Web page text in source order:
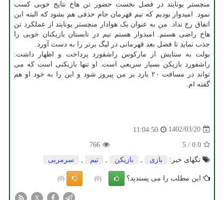
منچستر یونایتد در فصل نخست حضور تن هاخ نتایج خوبی کسب
نمود. امیدوار بودیم که تیم قهرمان جام حذفی هم بشود که البته این
اتفاق رخ نداد. من به عنوان یک هوادار منچستر یونایتد از عملکرد تن
هاخ راضی هستم. امیدوار هستم تیم در تابستان بازیکنان خوبی را
جذب نماید تا فصل بعد قهرمانی در لیگ برتر را به دست آورد.
بولت به ستایش از مارکوس راشفورد پرداخت و اظهار داشت:
راشفورد بازیکن بسیار سریعی است. او تنها بازیکنی است که می
تواند در مسافت ۲۰ یارد بر من پیروز شود و این را به خود او هم
گفته ام.
1402/03/20
11:04:50
0.0
/
5
766
تگهای خبر:
بازی بازیكن تیم سرمربی
این مطلب را می پسندید؟ (0)
(0)
X